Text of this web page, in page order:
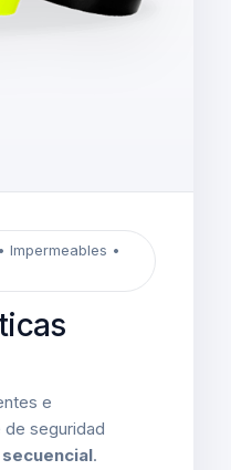
Impermeables •
e
seguridad
.